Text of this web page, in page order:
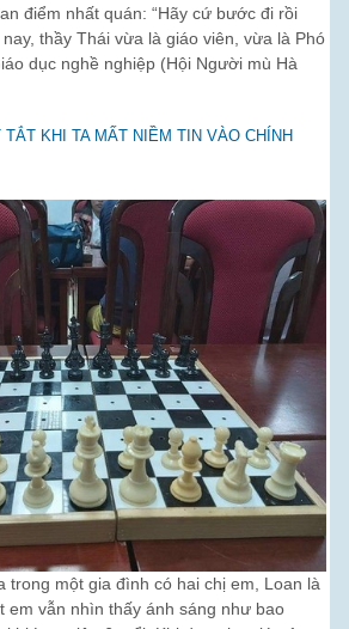
điểm nhất quán: “Hãy cứ bước đi rồi
thầy Thái vừa là giáo viên, vừa là Phó
dục nghề nghiệp (Hội Người mù Hà
TẮT KHI TA MẤT NIỀM TIN VÀO CHÍNH
trong một gia đình có hai chị em, Loan là
em vẫn nhìn thấy ánh sáng như bao